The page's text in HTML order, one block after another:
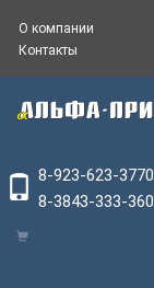
О компании
Контакты
8-923-623-3770
8-3843-333-360